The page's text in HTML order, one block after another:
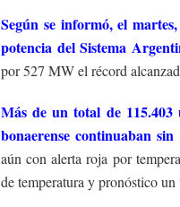
Según se informó, el
potencia del Sistema
por 527 MW el récord
Más de un total de
bonaerense continuaban
aún con alerta roja por
de temperatura y pronóstico un